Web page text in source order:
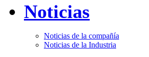
Noticias
Noticias de la compañía
Noticias de la Industria